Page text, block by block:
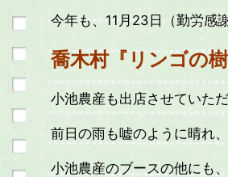
今年も、11月23日（勤労感
喬木村『リンゴの
小池農産も出店させていただ
前日の雨も嘘のように晴れ
小池農産のブースの他にも